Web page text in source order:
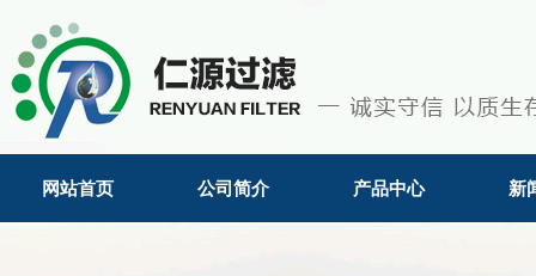
网站首页 公司简介 产品中心 新